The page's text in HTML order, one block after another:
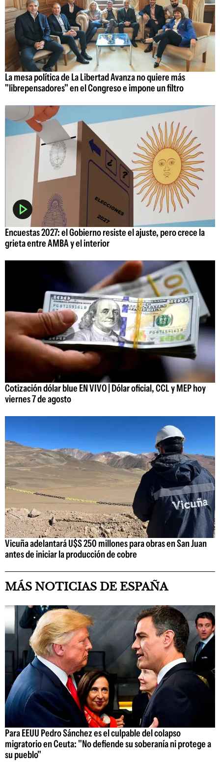
La mesa política de La Libertad Avanza no quiere más
"librepensadores" en el Congreso e impone un filtro
Encuestas 2027: el Gobierno resiste el ajuste, pero crece la
grieta entre AMBA y el interior
Cotización dólar blue EN VIVO | Dólar oficial, CCL y MEP hoy
viernes 7 de agosto
Vicuña adelantará U$S 250 millones para obras en San Juan
antes de iniciar la producción de cobre
MÁS NOTICIAS DE ESPAÑA
Para EEUU Pedro Sánchez es el culpable del colapso
migratorio en Ceuta: "No defiende su soberanía ni protege a
su pueblo"